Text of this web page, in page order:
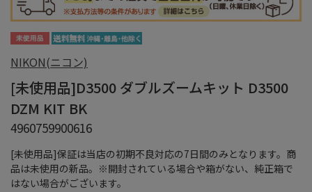
[未使用品]保証は当店の初期不良対応の7日間のみとなります。商
品は未使用の新品。※開封されている場合や箱がない、純正箱で
はない場合がございます。
NIKON(ニコン)
[未使用品]D3500 ダブルズームキット D3500
DZM KIT BK
4960759900616